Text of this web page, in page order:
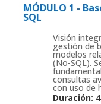
MÓDULO 1 -
SQL
Visión
gestión de
modelos
(No-SQL).
consultas
con uso de
Duración: